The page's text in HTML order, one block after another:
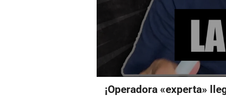
¡Operadora «experta»